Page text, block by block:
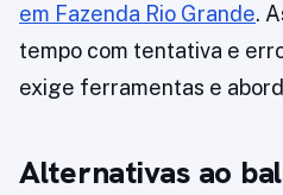
em Fazenda Rio Grande.
tempo com tentativa e
exige ferramentas e
Alternativas ao